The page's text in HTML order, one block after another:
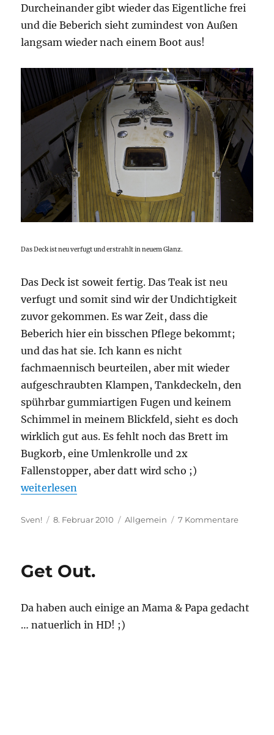
Durcheinander gibt wieder das Eigentliche frei
und die Beberich sieht zumindest von Außen
langsam wieder nach einem Boot aus!
Das Deck ist neu verfugt und erstrahlt in neuem Glanz.
Das Deck ist soweit fertig. Das Teak ist neu
verfugt und somit sind wir der Undichtigkeit
zuvor gekommen. Es war Zeit, dass die
Beberich hier ein bisschen Pflege bekommt;
und das hat sie. Ich kann es nicht
fachmaennisch beurteilen, aber mit wieder
aufgeschraubten Klampen, Tankdeckeln, den
spührbar gummiartigen Fugen und keinem
Schimmel in meinem Blickfeld, sieht es doch
wirklich gut aus. Es fehlt noch das Brett im
Bugkorb, eine Umlenkrolle und 2x
Fallenstopper, aber datt wird scho ;)
„Die Beberich scheint wieder Boot zu sein!“
weiterlesen
Autor
Sven!
Veröffentlicht
8. Februar 2010 Kategorien
Allgemein 7 Kommentarezu
sein!
Get Out.
Da haben auch einige an Mama & Papa gedacht
… natuerlich in HD! ;)